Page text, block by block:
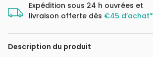
Expédition sous 24 h ouvrées et
livraison offerte dès €45 d’achat*
Description du produit